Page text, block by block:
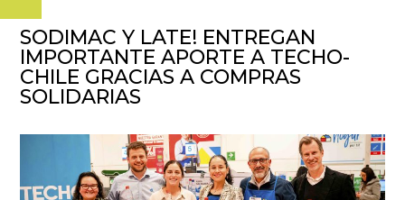
SODIMAC Y LATE! ENTREGAN
IMPORTANTE APORTE A TECHO-
CHILE GRACIAS A COMPRAS
SOLIDARIAS